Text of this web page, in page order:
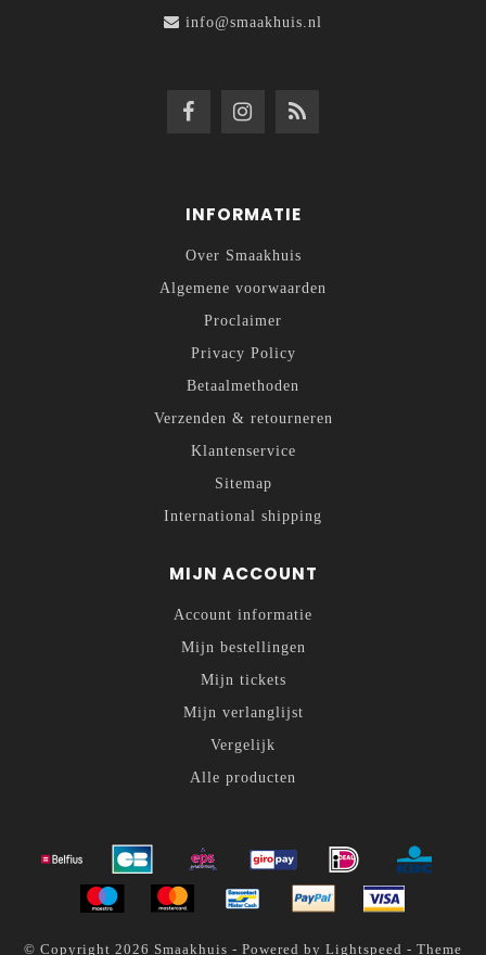
info@smaakhuis.nl
INFORMATIE
Over Smaakhuis
Algemene voorwaarden
Proclaimer
Privacy Policy
Betaalmethoden
Verzenden & retourneren
Klantenservice
Sitemap
International shipping
MIJN ACCOUNT
Account informatie
Mijn bestellingen
Mijn tickets
Mijn verlanglijst
Vergelijk
Alle producten
© Copyright 2026 Smaakhuis - Powered by Lightspeed - Theme